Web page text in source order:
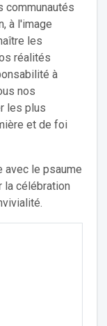
communautés
à l'image
les
réalités
à
nos
les plus
et de foi
avec le psaume
la célébration